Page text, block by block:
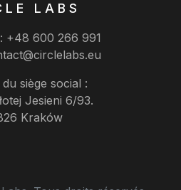
LABS
+48 600 266 991
siège social :
Jesieni 6/93.
Kraków